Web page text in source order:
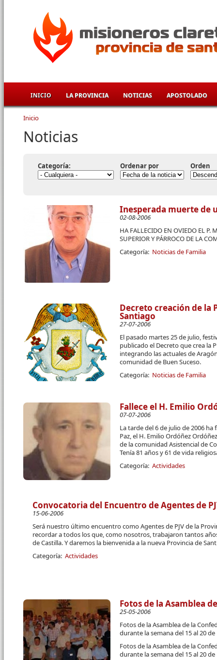
INICIO LA PROVINCIA NOTICIAS APOSTOLADO
Se encuentra usted aquí
Inicio
Noticias
Categoría: Ordenar por Orden
Inesperada muerte de
02-08-2006
HA FALLECIDO EN OVIEDO EL P.
SUPERIOR Y PÁRROCO DE LA
Categoría: Noticias de Familia
Decreto creación de la
Santiago
27-07-2006
El pasado martes 25 de julio,
publicado el Decreto que crea la
integrando las actuales de
comunidad de Buen Suceso.
Categoría: Noticias de Familia
Fallece el H. Emilio
07-07-2006
La tarde del 6 de julio de 2006
Paz, el H. Emilio Ordóñez
de la comunidad Asistencial de
Tenía 81 años y 61 de vida
Categoría: Actividades
Convocatoria del Encuentro de Agentes de
15-06-2006
Será nuestro último encuentro como Agentes de PJV de la
recordar a todos los que, como nosotros, trabajaron tantos
de Castilla. Y daremos la bienvenida a la nueva Provincia de
Categoría: Actividades
Fotos de la Asamblea
25-05-2006
Fotos de la Asamblea de la
durante la semana del 15 al 20
Fotos de la Asamblea de la
durante la semana del 15 al 20